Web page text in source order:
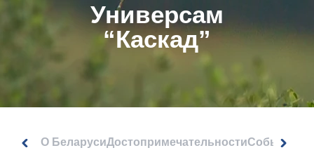
Универсам
“Каскад”
О БеларусиДостопримечательностиСобытия